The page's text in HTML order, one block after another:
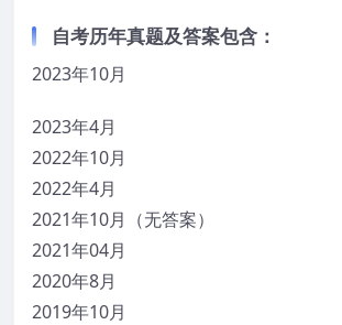
自考历年真题及答案包含：
2023年10月
2023年4月
2022年10月
2022年4月
2021年10月（无答案）
2021年04月
2020年8月
2019年10月